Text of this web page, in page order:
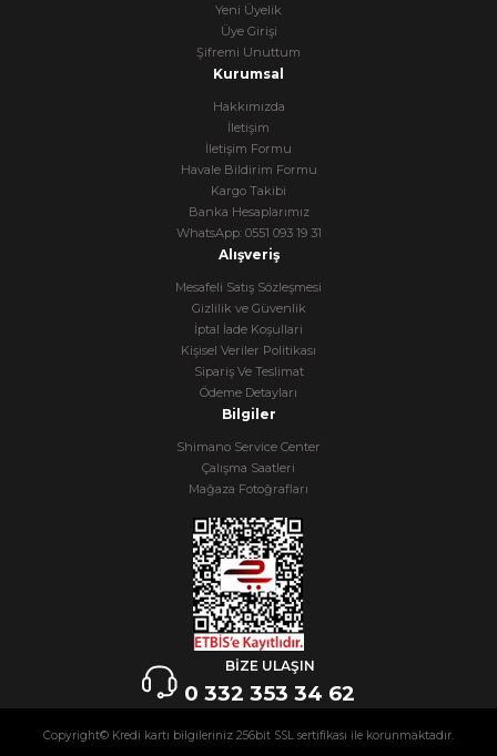
Yeni Üyelik
Üye Girişi
Şifremi Unuttum
Kurumsal
Hakkımızda
İletişim
İletişim Formu
Havale Bildirim Formu
Kargo Takibi
Banka Hesaplarımız
WhatsApp: 0551 093 19 31
Alışveriş
Mesafeli Satış Sözleşmesi
Gizlilik ve Güvenlik
İptal İade Koşullari
Kişisel Veriler Politikası
Sipariş Ve Teslimat
Ödeme Detayları
Bilgiler
Shimano Service Center
Çalışma Saatleri
Mağaza Fotoğrafları
BİZE ULAŞIN
0 332 353 34 62
Copyright© Kredi kartı bilgileriniz 256bit SSL sertifikası ile korunmaktadır.